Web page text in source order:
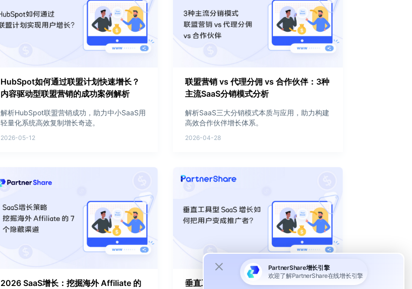
HubSpot如何通过联盟计划快速增长？
内容驱动型联盟营销的成功案例解析
解析HubSpot联盟营销成功，助力中小SaaS用
轻量化系统高效复制增长奇迹。
2026-05-12
联盟营销 vs 代理分佣 vs 合作伙伴：3种
主流SaaS分销模式分析
解析SaaS三大分销模式本质与应用，助力构建
高效合作伙伴增长体系。
2026-04-28
2026 SaaS增长：挖掘海外 Affiliate 的
垂直工具型 SaaS 的增长实战：如何把用